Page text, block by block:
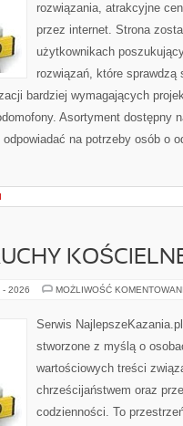
rozwiązania, atrakcyjne
przez internet. Strona
użytkownikach
rozwiązań, które sprawdzą
bardziej wymagających
Asortyment dostępny
na potrzeby osób o
- 2026 MOŻLIWOŚĆ
Serwis
stworzone z myślą o
wartościowych treści
chrześcijaństwem oraz
codzienności. To